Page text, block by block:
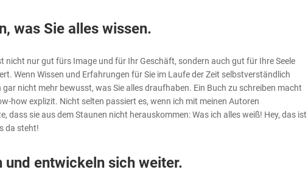
was Sie alles wissen.
nicht nur gut fürs Image und für Ihr Geschäft, sondern auch gut für Ihre Seele
Wenn Wissen und Erfahrungen für Sie im Laufe der Zeit selbstverständlich
gar nicht mehr bewusst, was Sie alles draufhaben. Ein Buch zu schreiben macht
how explizit. Nicht selten passiert es, wenn ich mit meinen Autoren
dass sie aus dem Staunen nicht herauskommen: Was ich alles weiß! Hey, das ist
da steht!
und entwickeln sich weiter.